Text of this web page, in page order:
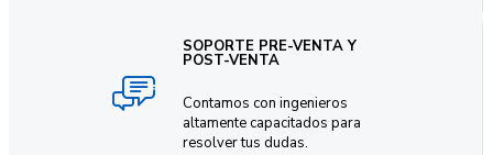
SOPORTE PRE-VENTA Y
POST-VENTA
Contamos con ingenieros
altamente capacitados para
resolver tus dudas.